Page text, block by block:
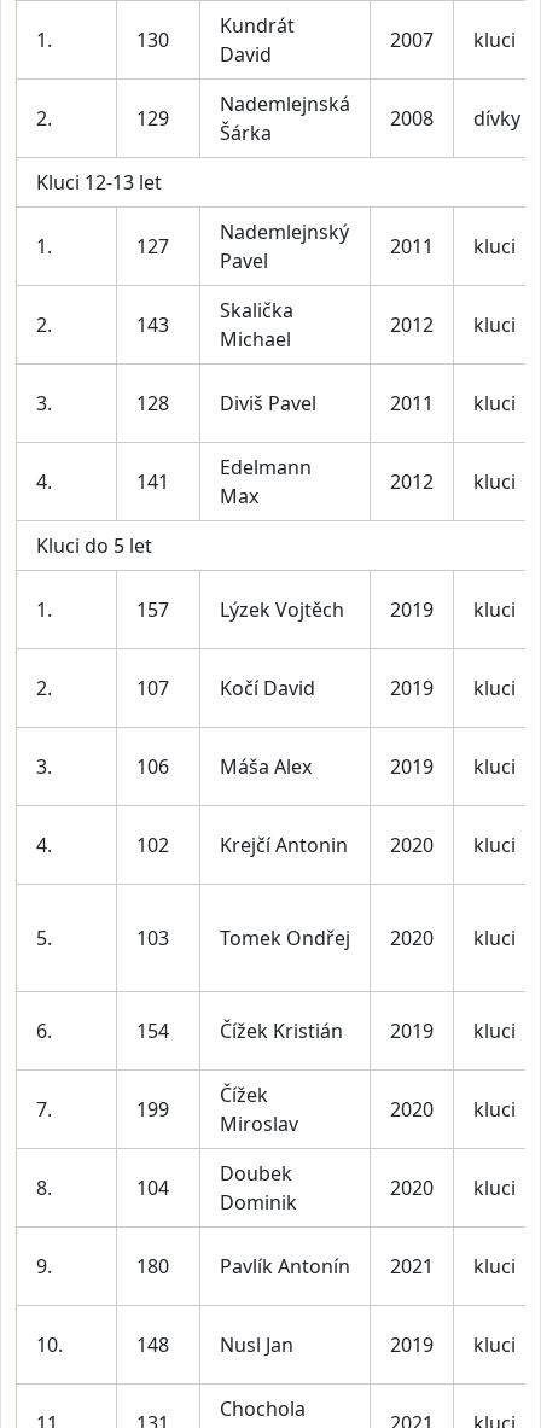
1. 130
Kundrát
David
2007 kluci
2. 129
Nademlejnská
Šárka
2008 dívky
Kluci 12-13 let
1. 127
Nademlejnský
Pavel
2011 kluci
2. 143
Skalička
Michael
2012 kluci
3. 128 Diviš Pavel 2011 kluci
4. 141
Edelmann
Max
2012 kluci
Kluci do 5 let
1. 157 Lýzek Vojtěch 2019 kluci
2. 107 Kočí David 2019 kluci
3. 106 Máša Alex 2019 kluci
4. 102 Krejčí Antonin 2020 kluci
5. 103 Tomek Ondřej 2020 kluci
6. 154 Čížek Kristián 2019 kluci
7. 199
Čížek
Miroslav
2020 kluci
8. 104
Doubek
Dominik
2020 kluci
9. 180 Pavlík Antonín 2021 kluci
10. 148 Nusl Jan 2019 kluci
Chochola